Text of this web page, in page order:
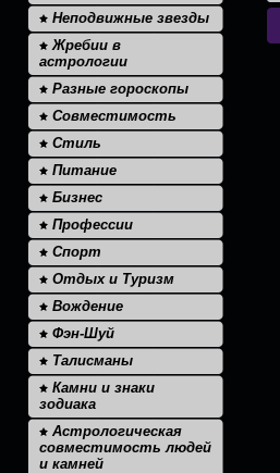
Неподвижные звезды
Жребии в
астрологии
Разные гороскопы
Совместимость
Стиль
Питание
Бизнес
Профессии
Спорт
Отдых и Туризм
Вождение
Фэн-Шуй
Талисманы
Камни и знаки
зодиака
Астрологическая
совместимость людей
и камней